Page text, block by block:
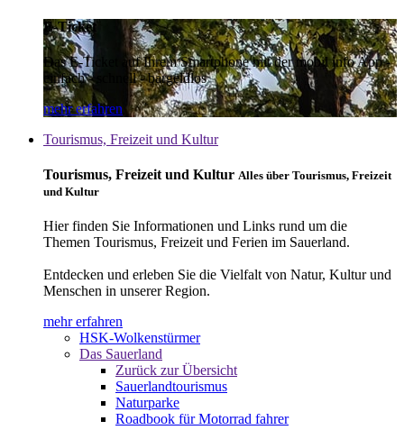
E-Ticket
Das E-Ticket auf Ihrem Smartphone mit der mobil info App -
einfach - schnell - bargeldlos
mehr erfahren
Tourismus, Freizeit und Kultur
Tourismus, Freizeit und Kultur Alles über Tourismus, Freizeit
und Kultur
Hier finden Sie Informationen und Links rund um die
Themen Tourismus, Freizeit und Ferien im Sauerland.
Entdecken und erleben Sie die Vielfalt von Natur, Kultur und
Menschen in unserer Region.
mehr erfahren
HSK-Wolkenstürmer
Das Sauerland
Zurück zur Übersicht
Sauerlandtourismus
Naturparke
Roadbook für Motorrad fahrer